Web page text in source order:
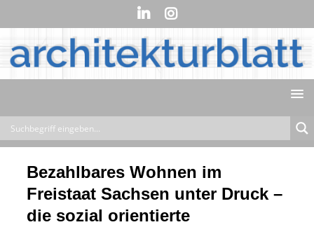
Bezahlbares Wohnen im
Freistaat Sachsen unter Druck –
die sozial orientierte